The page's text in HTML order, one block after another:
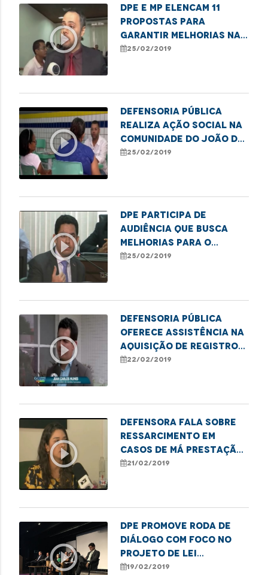
play_circle_outline
DPE e MP elencam 11
propostas para
garantir melhorias na
unidade de saúde
25/02/2019
play_circle_outline
Defensoria Pública
realiza ação social na
comunidade do João de
Deus
25/02/2019
play_circle_outline
DPE participa de
audiência que busca
melhorias para o
Hospital da Criança
25/02/2019
play_circle_outline
Defensoria Pública
oferece assistência na
aquisição de registro
civil
22/02/2019
play_circle_outline
Defensora fala sobre
ressarcimento em
casos de má prestação
de serviços públicos
21/02/2019
play_circle_outline
DPE promove roda de
diálogo com foco no
projeto de lei
Anticrime
19/02/2019